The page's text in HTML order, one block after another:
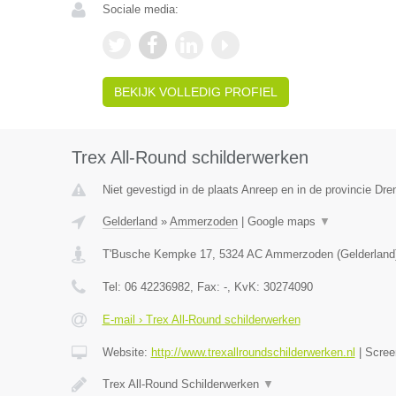
Sociale media:
BEKIJK VOLLEDIG PROFIEL
Trex All-Round schilderwerken
Niet gevestigd in de plaats Anreep en in de provincie
Gelderland » Ammerzoden| Google maps ▼
T'Busche Kempke 17, 5324 AC Ammerzoden(Gelderland
Tel: 06 42236982, Fax: -, KvK: 30274090
E-mail › Trex All-Round schilderwerken
Website: http://www.trexallroundschilderwerken.nl
Trex All-Round Schilderwerken ▼